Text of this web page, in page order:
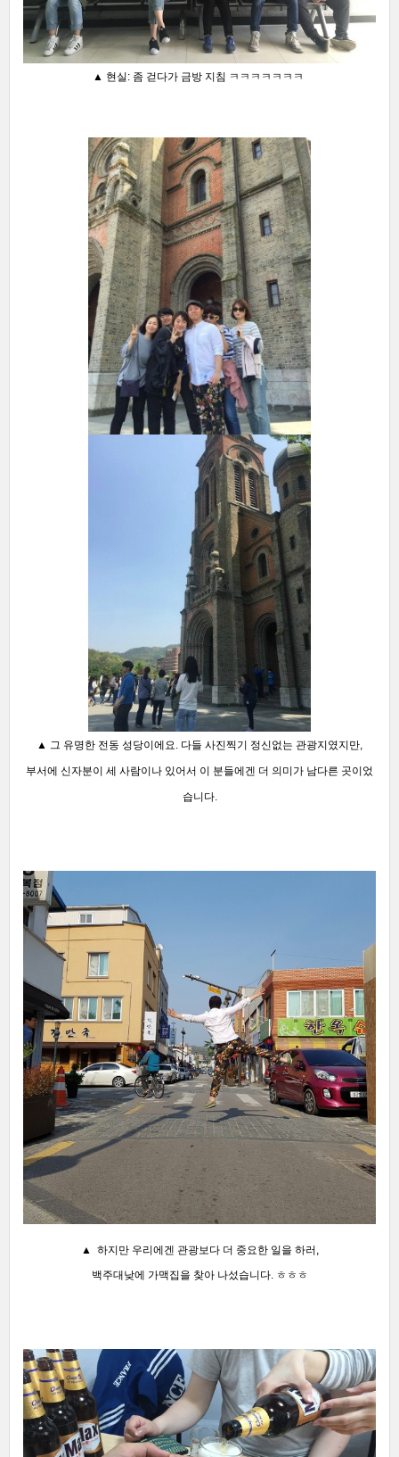
▲ 현실: 좀 걷다가 금방 지침 ㅋㅋㅋㅋㅋㅋㅋ
▲ 그 유명한 전동 성당이에요. 다들 사진찍기 정신없는 관광지였지만,
부서에 신자분이 세 사람이나 있어서 이 분들에겐 더 의미가 남다른 곳이었
습니다.
▲ 하지만 우리에겐 관광보다 더 중요한 일을 하러,
백주대낮에 가맥집을 찾아 나섰습니다. ㅎㅎㅎ